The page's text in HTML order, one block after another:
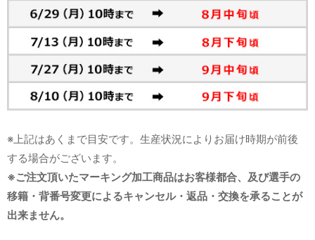
※上記はあくまで目安です。生産状況によりお届け時期が前後
する場合がございます。
※ご注文頂いたマーキング加工商品はお客様都合、及び選手の
移籍・背番号変更によるキャンセル・返品・交換を承ることが
出来ません。